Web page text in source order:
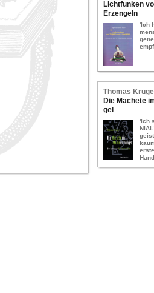
Licht­fun­ken
Erz­en­geln
'Ich
Tho­mas
Die Ma­che­te
gel
'Ich